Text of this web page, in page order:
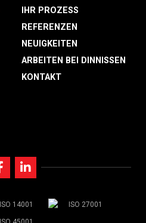
IHR PROZESS
REFERENZEN
NEUIGKEITEN
ARBEITEN BEI DINNISSEN
KONTAKT